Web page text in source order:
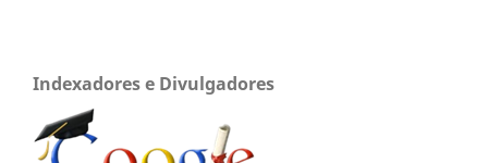
Indexadores e Divulgadores